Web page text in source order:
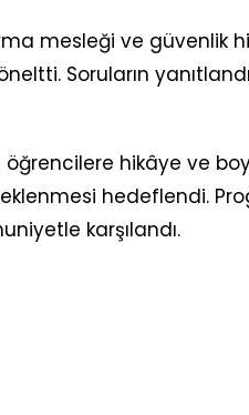
mesleği ve güvenlik
Soruların
öğrencilere hikâye ve
hedeflendi.
karşılandı.